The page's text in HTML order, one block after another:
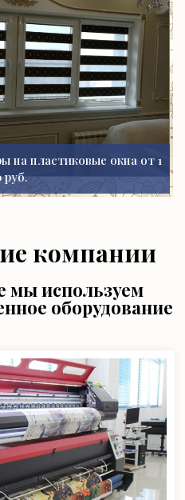
на пластиковые окна от 1
руб.
компании
мы используем
оборудование